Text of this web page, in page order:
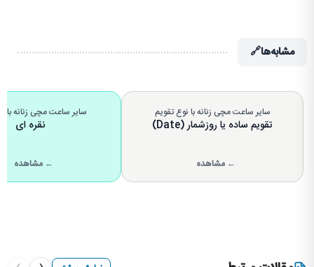
مشابه‌ها🔗
سایر ساعت مچی زنانه با نوع تقویم
تقویم ساده یا روزشمار (Date)
← مشاهده
سایر ساعت مچی زنانه با
نقره ای
← مشاهده